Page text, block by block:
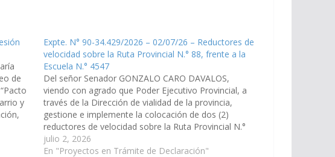
de
y
Expte. N° 90-34.429/2026 – 02/07/26 – Reductores de
velocidad sobre la Ruta Provincial N.° 88, frente a la
Escuela N.° 4547
Del señor Senador GONZALO CARO DAVALOS,
viendo con agrado que Poder Ejecutivo Provincial, a
través de la Dirección de vialidad de la provincia,
gestione e implemente la colocación de dos (2)
reductores de velocidad sobre la Ruta Provincial N.°
88, frente a la Escuela N.° 4547 "Emilio Espelta",
ubicada en…
julio 2, 2026
En "Proyectos en Trámite de Declaración"